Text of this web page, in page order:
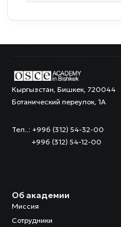
Кыргызстан, Бишкек, 720044
Ботанический переулок, 1А
Тел..: +996 (312) 54-32-00
+996 (312) 54-12-00
Об академии
Миссия
Сотрудники